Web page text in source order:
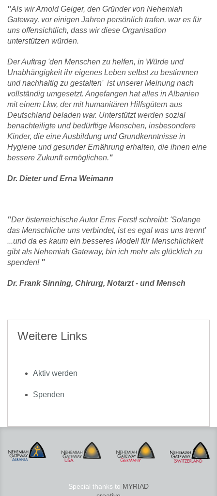
"Als wir Arnold Geiger, den Gründer von Nehemiah
Gateway, vor einigen Jahren persönlich trafen, war es für
uns offensichtlich, dass wir diese Organisation
unterstützen würden.
Der Auftrag 'den Menschen zu helfen, in Würde und
Unabhängigkeit ihr eigenes Leben selbst zu bestimmen
und nachhaltig zu gestalten' ist unserer Meinung nach
vollständig umgesetzt. Angefangen hat alles in Albanien
mit einem Lkw, der mit humanitären Hilfsgütern aus
Deutschland beladen war. Unterstützt werden sozial
benachteiligte und bedürftige Menschen, insbesondere
Kinder, die eine Ausbildung und Grundkenntnisse in
Hygiene und gesunder Ernährung erhalten, die ihnen eine
bessere Zukunft ermöglichen."
Dr. Dieter und Erna Weimann
"Der österreichische Autor Erns Ferstl schreibt: 'Solange
das Menschliche uns verbindet, ist es egal was uns trennt'
...und da es kaum ein besseres Modell für Menschlichkeit
gibt als Nehemiah Gateway, bin ich mehr als glücklich zu
spenden! "
Dr. Frank Sinning, Chirurg, Notarzt - und Mensch
Weitere Links
Aktiv werden
Spenden
Special thanks to MYRIAD